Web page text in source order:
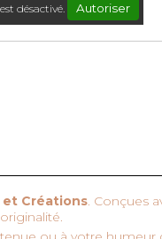
désactivé. Autoriser
Créations. Conçues